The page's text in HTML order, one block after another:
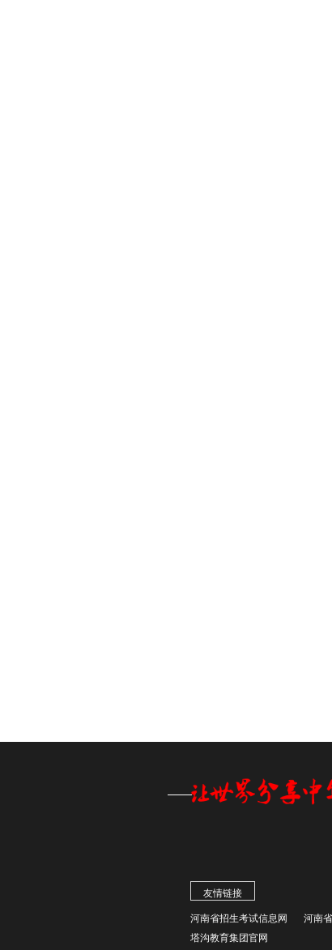
友情链接
河南省招生考试信息网 河南
塔沟教育集团官网